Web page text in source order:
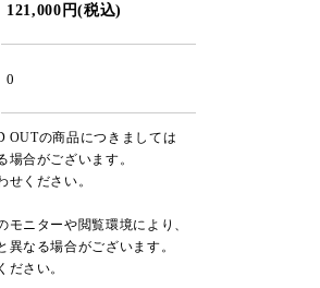
121,000円(税込)
0
OUTの商品につきましては
合がございます。
ください。
モニターや閲覧環境により、
なる場合がございます。
さい。